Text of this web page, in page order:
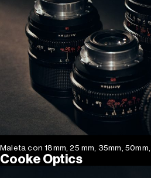
Maleta con 18mm, 25 mm, 35mm,
Cooke Optics